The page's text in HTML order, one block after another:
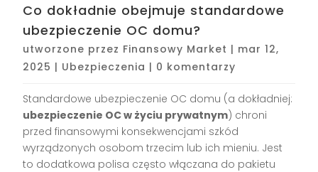
Co dokładnie obejmuje standardowe
ubezpieczenie OC domu?
utworzone przez Finansowy Market | mar 12,
2025 | Ubezpieczenia | 0 komentarzy
Standardowe ubezpieczenie OC domu (a dokładniej:
ubezpieczenie OC w życiu prywatnym) chroni
przed finansowymi konsekwencjami szkód
wyrządzonych osobom trzecim lub ich mieniu. Jest
to dodatkowa polisa często włączana do pakietu